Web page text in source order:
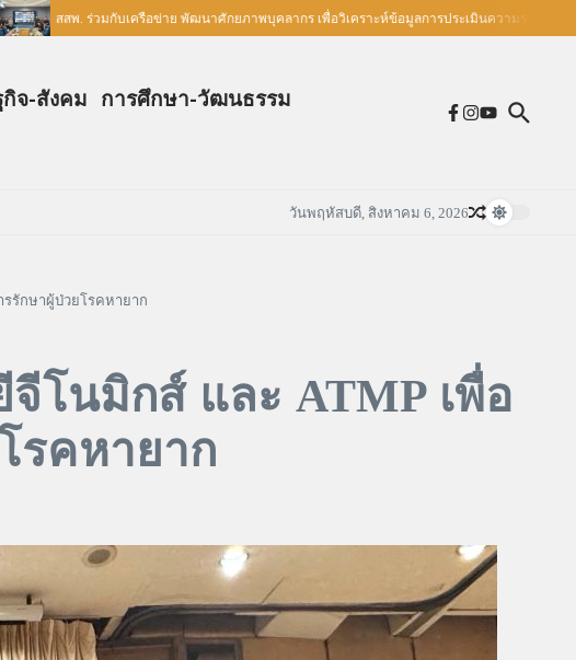
พ. ร่วมกับเครือข่าย พัฒนาศักยภาพบุคลากร เพื่อวิเคราะห์ข้อมูลการประเมินความรอบรู้ด้านสุขภาพ
กิจ-สังคม การศึกษา-วัฒนธรรม
วันพฤหัสบดี, สิงหาคม 6, 2026
รักษาผู้ป่วยโรคหายาก
โนมิกส์ และ ATMP เพื่อ
รคหายาก